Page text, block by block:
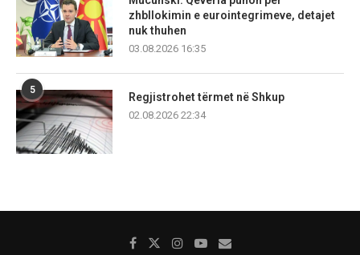
zhbllokimin e eurointegrimeve, detajet
nuk thuhen
03.08.2026 16:35
5
Regjistrohet tërmet në Shkup
02.08.2026 22:34